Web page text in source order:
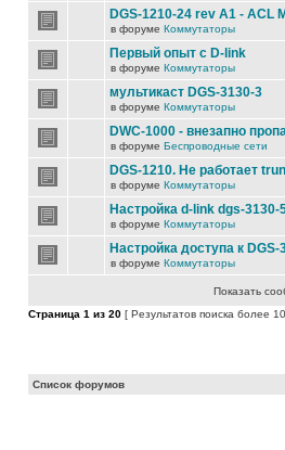
DGS-1210-24 rev A1 - ACL
в форуме Коммутаторы
Первый опыт с D-link
в форуме Коммутаторы
мультикаст DGS-3130-3
в форуме Коммутаторы
DWC-1000 - внезапно
в форуме Беспроводные сети
DGS-1210. Не работает
в форуме Коммутаторы
Настройка d-link dgs-3130-
в форуме Коммутаторы
Настройка доступа к DGS-
в форуме Коммутаторы
Показать
Страница 1 из 20 [ Результатов поиска более
Список форумов